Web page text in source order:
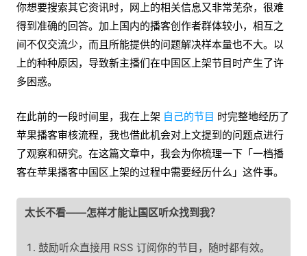
你想要搜索其它资讯时，网上的相关信息又非常芜杂，很难
得到准确的回答。加上国内的播客创作者群体较小，相互之
间不仅交流少，而且所能提供的问题解决样本量也不大。以
上的种种原因，导致新主播们在中国区上架节目时产生了许
多困惑。
在此前的一段时间里，我在上架 自己的节目 时完整地经历了
苹果播客审核流程，我也借此机会对上文提到的问题点进行
了观察和研究。在这篇文章中，我会为你梳理一下「一档播
客在苹果播客中国区上架的过程中需要经历什么」这件事。
太长不看——怎样才能让国区听众找到我？
鼓励听众直接用 RSS 订阅你的节目，随时都有效。